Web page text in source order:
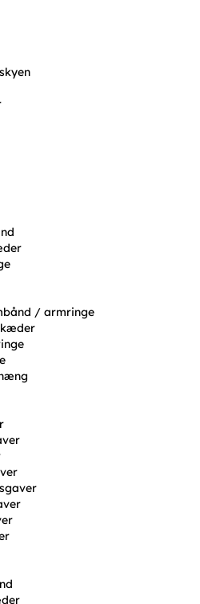
/ armringe